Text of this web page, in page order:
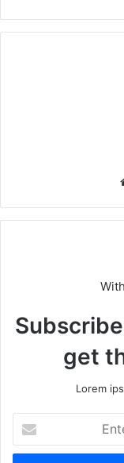
get
Lorem
your
Email